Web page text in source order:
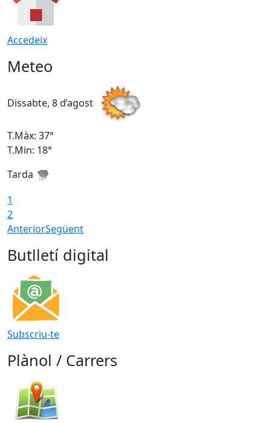
Accedeix
Meteo
Dissabte, 8 d’agost
T.Màx: 37°
T.Min: 18°
Tarda
1
2
AnteriorSegüent
Butlletí digital
Subscriu-te
Plànol / Carrers